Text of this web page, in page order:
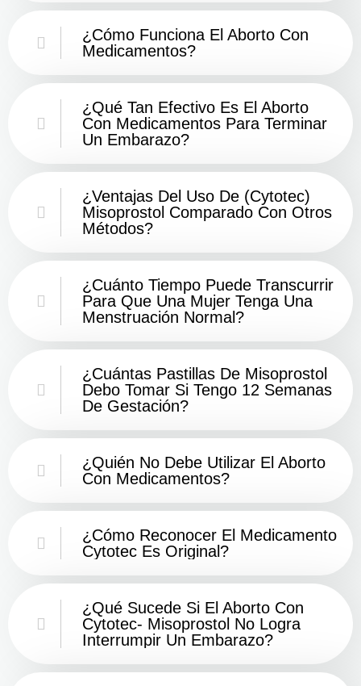
¿Cómo Funciona El Aborto Con
Medicamentos?
¿Qué Tan Efectivo Es El Aborto
Con Medicamentos Para Terminar
Un Embarazo?
¿Ventajas Del Uso De (Cytotec)
Misoprostol Comparado Con Otros
Métodos?
¿Cuánto Tiempo Puede Transcurrir
Para Que Una Mujer Tenga Una
Menstruación Normal?
¿Cuántas Pastillas De Misoprostol
Debo Tomar Si Tengo 12 Semanas
De Gestación?
¿Quién No Debe Utilizar El Aborto
Con Medicamentos?
¿Cómo Reconocer El Medicamento
Cytotec Es Original?
¿Qué Sucede Si El Aborto Con
Cytotec- Misoprostol No Logra
Interrumpir Un Embarazo?